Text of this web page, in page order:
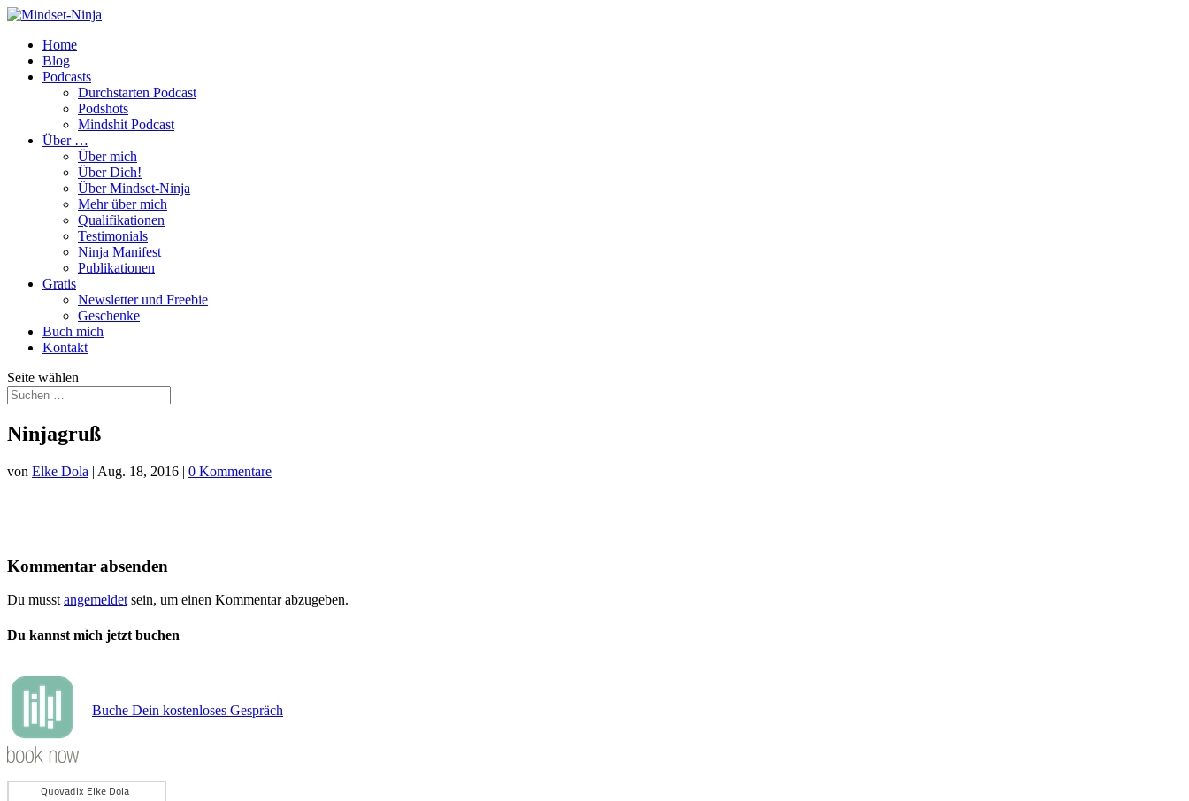
Home
Blog
Podcasts
Durchstarten Podcast
Podshots
Mindshit Podcast
Über …
Über mich
Über Dich!
Über Mindset-Ninja
Mehr über mich
Qualifikationen
Testimonials
Ninja Manifest
Publikationen
Gratis
Newsletter und Freebie
Geschenke
Buch mich
Kontakt
Seite wählen
Ninjagruß
von Elke Dola | Aug. 18, 2016 | 0 Kommentare
Kommentar absenden
Du musst angemeldet sein, um einen Kommentar abzugeben.
Du kannst mich jetzt buchen
Buche Dein kostenloses Gespräch